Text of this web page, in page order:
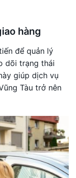
hàng
để quản lý
dõi trạng thái
giúp dịch vụ
Tàu trở nên